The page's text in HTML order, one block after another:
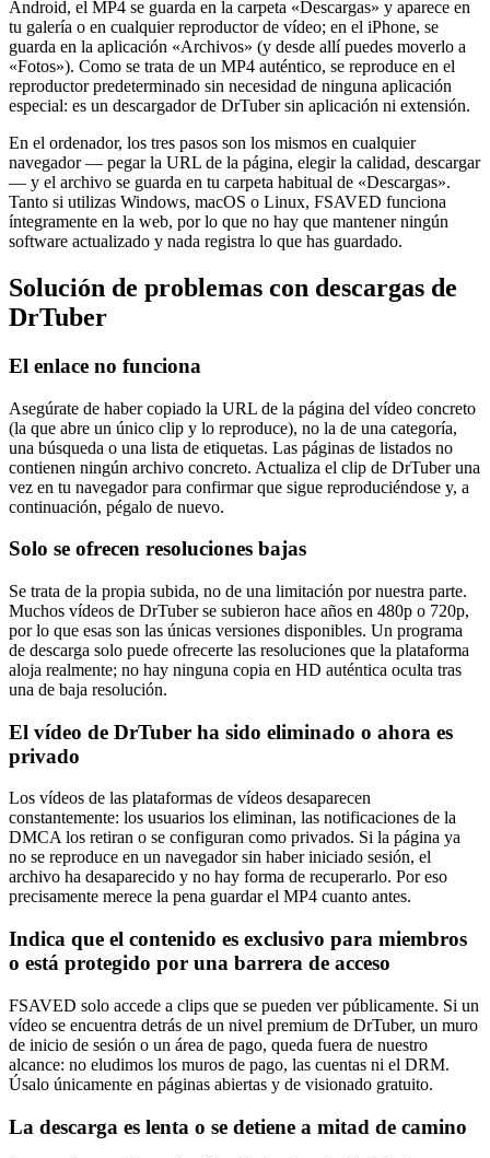
Android, el MP4 se guarda en la carpeta «Descargas» y aparece en
tu galería o en cualquier reproductor de vídeo; en el iPhone, se
guarda en la aplicación «Archivos» (y desde allí puedes moverlo a
«Fotos»). Como se trata de un MP4 auténtico, se reproduce en el
reproductor predeterminado sin necesidad de ninguna aplicación
especial: es un descargador de DrTuber sin aplicación ni extensión.
En el ordenador, los tres pasos son los mismos en cualquier
navegador — pegar la URL de la página, elegir la calidad, descargar
— y el archivo se guarda en tu carpeta habitual de «Descargas».
Tanto si utilizas Windows, macOS o Linux, FSAVED funciona
íntegramente en la web, por lo que no hay que mantener ningún
software actualizado y nada registra lo que has guardado.
Solución de problemas con descargas de
DrTuber
El enlace no funciona
Asegúrate de haber copiado la URL de la página del vídeo concreto
(la que abre un único clip y lo reproduce), no la de una categoría,
una búsqueda o una lista de etiquetas. Las páginas de listados no
contienen ningún archivo concreto. Actualiza el clip de DrTuber una
vez en tu navegador para confirmar que sigue reproduciéndose y, a
continuación, pégalo de nuevo.
Solo se ofrecen resoluciones bajas
Se trata de la propia subida, no de una limitación por nuestra parte.
Muchos vídeos de DrTuber se subieron hace años en 480p o 720p,
por lo que esas son las únicas versiones disponibles. Un programa
de descarga solo puede ofrecerte las resoluciones que la plataforma
aloja realmente; no hay ninguna copia en HD auténtica oculta tras
una de baja resolución.
El vídeo de DrTuber ha sido eliminado o ahora es
privado
Los vídeos de las plataformas de vídeos desaparecen
constantemente: los usuarios los eliminan, las notificaciones de la
DMCA los retiran o se configuran como privados. Si la página ya
no se reproduce en un navegador sin haber iniciado sesión, el
archivo ha desaparecido y no hay forma de recuperarlo. Por eso
precisamente merece la pena guardar el MP4 cuanto antes.
Indica que el contenido es exclusivo para miembros
o está protegido por una barrera de acceso
FSAVED solo accede a clips que se pueden ver públicamente. Si un
vídeo se encuentra detrás de un nivel premium de DrTuber, un muro
de inicio de sesión o un área de pago, queda fuera de nuestro
alcance: no eludimos los muros de pago, las cuentas ni el DRM.
Úsalo únicamente en páginas abiertas y de visionado gratuito.
La descarga es lenta o se detiene a mitad de camino